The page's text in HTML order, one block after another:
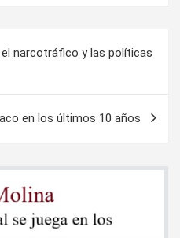
narcotráfico y las políticas
en los últimos 10 años